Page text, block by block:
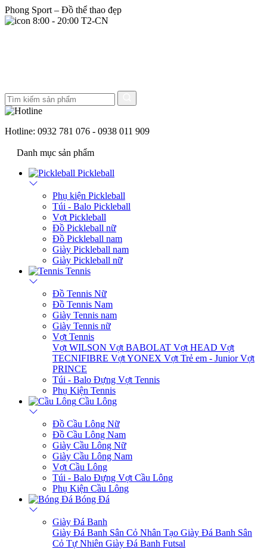
Phong Sport – Đồ thể thao đẹp
8:00 - 20:00 T2-CN
Hotline: 0932 781 076 - 0938 011 909
Danh mục sản phẩm
Pickleball
Phụ kiện Pickleball
Túi - Balo Pickleball
Vợt Pickleball
Đồ Pickleball nữ
Đồ Pickleball nam
Giày Pickleball nam
Giày Pickleball nữ
Tennis
Đồ Tennis Nữ
Đồ Tennis Nam
Giày Tennis nam
Giày Tennis nữ
Vợt Tennis
Vợt WILSON Vợt BABOLAT Vợt HEAD Vợt
TECNIFIBRE Vợt YONEX Vợt Trẻ em - JuniorVợt
PRINCE
Túi - Balo Đựng Vợt Tennis
Phụ Kiện Tennis
Cầu Lông
Đồ Cầu Lông Nữ
Đồ Cầu Lông Nam
Giày Cầu Lông Nữ
Giày Cầu Lông Nam
Vợt Cầu Lông
Túi - Balo Đựng Vợt Cầu Lông
Phụ Kiện Cầu Lông
Bóng Đá
Giày Đá Banh
Giày Đá Banh Sân Cỏ Nhân Tạo Giày Đá Banh Sân
Cỏ Tự Nhiên Giày Đá Banh Futsal